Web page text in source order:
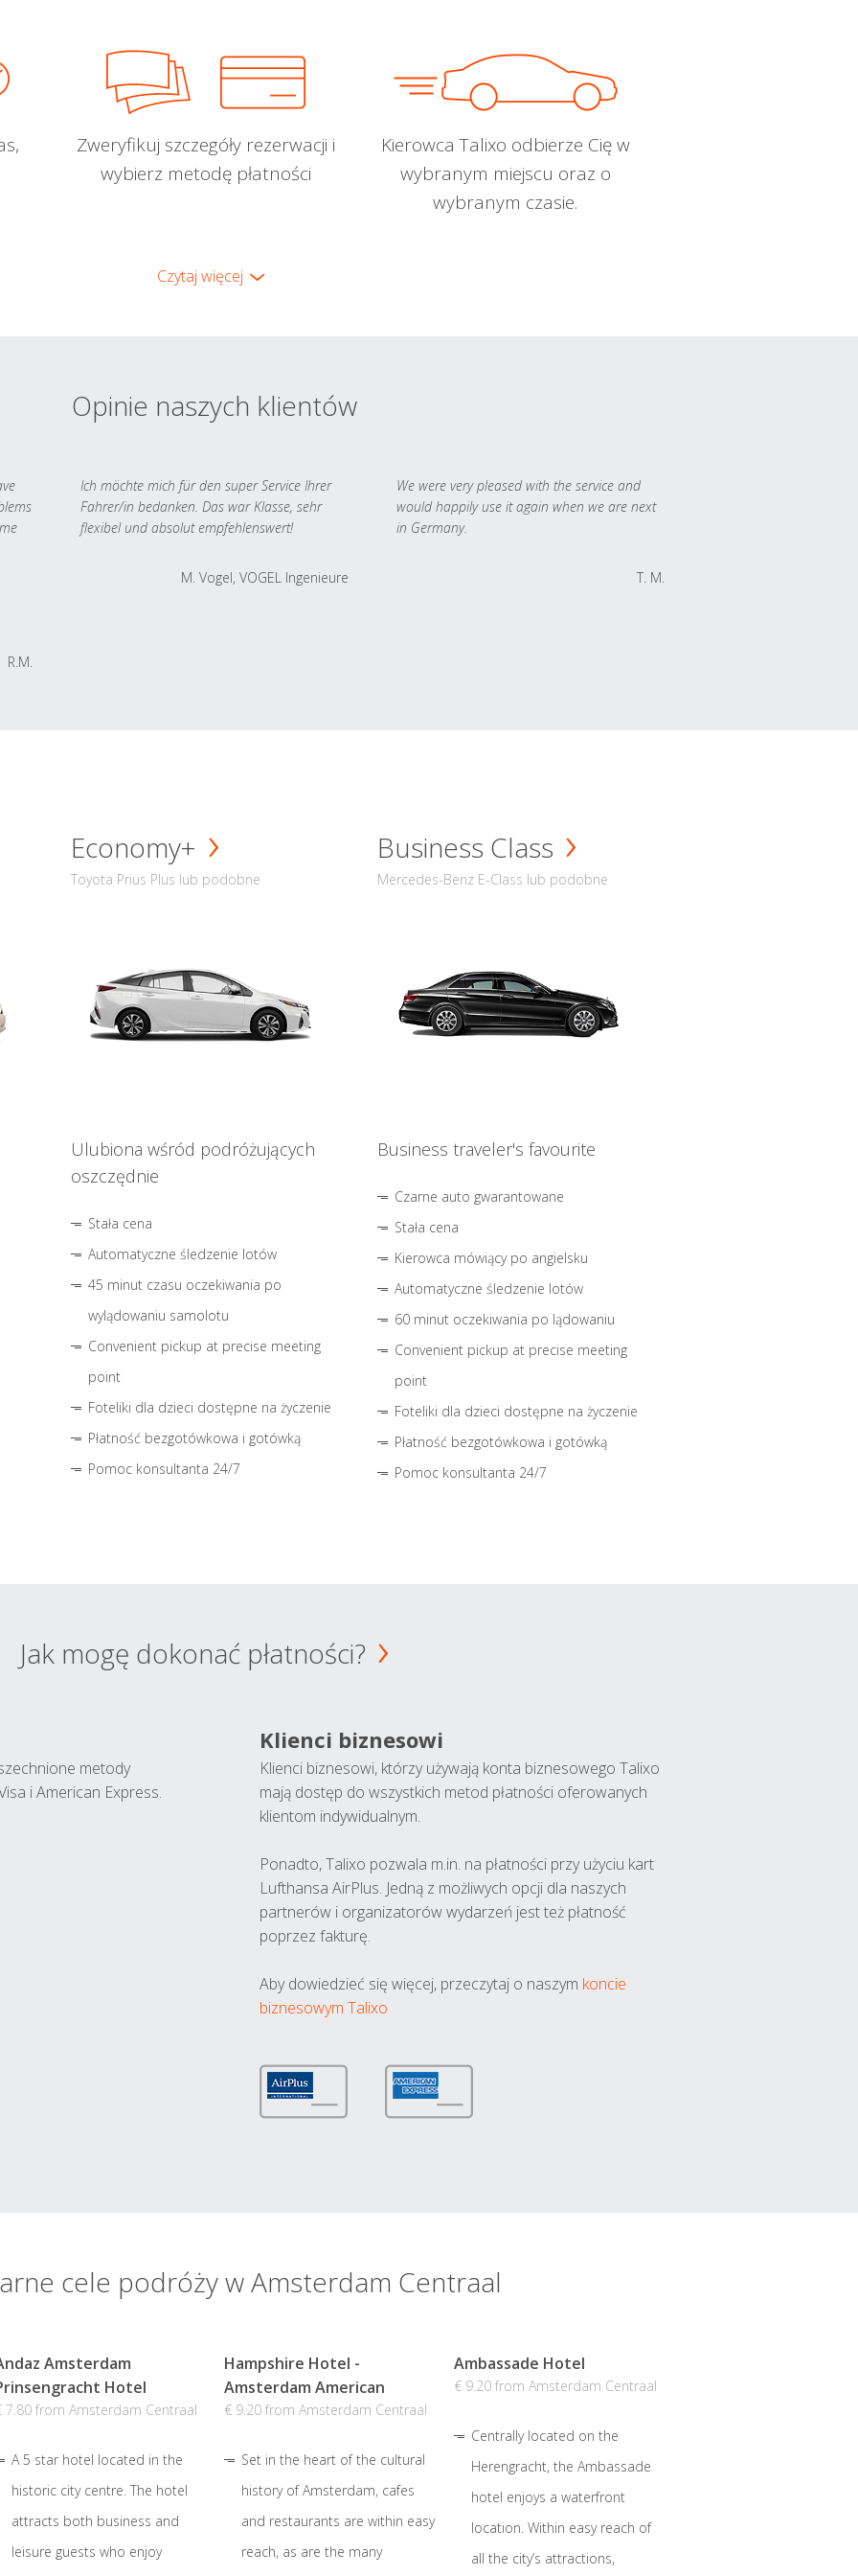
Zweryfikuj szczegóły rezerwacji i
wybierz metodę płatności
Kierowca Talixo odbierze Cię w
wybranym miejscu oraz o
wybranym czasie.
Czytaj więcej
Opinie naszych klientów
R.M.
Ich möchte mich für den super Service Ihrer
Fahrer/in bedanken. Das war Klasse, sehr
flexibel und absolut empfehlenswert!
M. Vogel, VOGEL Ingenieure
We were very pleased with the service and
would happily use it again when we are next
in Germany.
T. M.
Economy+
Toyota Prius Plus lub podobne
Ulubiona wśród podróżujących
oszczędnie
Stała cena
Automatyczne śledzenie lotów
45 minut czasu oczekiwania po
wylądowaniu samolotu
Convenient pickup at precise meeting
point
Foteliki dla dzieci dostępne na życzenie
Płatność bezgotówkowa i gotówką
Pomoc konsultanta 24/7
Business Class
Mercedes-Benz E-Class lub podobne
Business traveler's favourite
Czarne auto gwarantowane
Stała cena
Kierowca mówiący po angielsku
Automatyczne śledzenie lotów
60 minut oczekiwania po lądowaniu
Convenient pickup at precise meeting
point
Foteliki dla dzieci dostępne na życzenie
Płatność bezgotówkowa i gotówką
Pomoc konsultanta 24/7
Jak mogę dokonać płatności?
metody
i American Express.
Klienci biznesowi
Klienci biznesowi, którzy używają konta biznesowego Talixo
mają dostęp do wszystkich metod płatności oferowanych
klientom indywidualnym.
Ponadto, Talixo pozwala m.in. na płatności przy użyciu kart
Lufthansa AirPlus. Jedną z możliwych opcji dla naszych
partnerów i organizatorów wydarzeń jest też płatność
poprzez fakturę.
Aby dowiedzieć się więcej, przeczytaj o naszym koncie
biznesowym Talixo
cele podróży w Amsterdam Centraal
Amsterdam
Hotel
7.80 from Amsterdam Centraal
A 5 star hotel located in the
historic city centre. The hotel
attracts both business and
leisure guests who enjoy
Hampshire Hotel -
Amsterdam American
€ 9.20 from Amsterdam Centraal
Set in the heart of the cultural
history of Amsterdam, cafes
and restaurants are within easy
reach, as are the many
Ambassade Hotel
€ 9.20 from Amsterdam Centraal
Centrally located on the
Herengracht, the Ambassade
hotel enjoys a waterfront
location. Within easy reach of
all the city’s attractions,